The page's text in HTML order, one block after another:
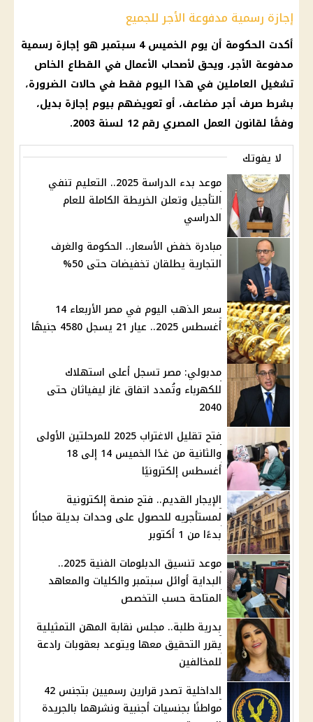
إجازة رسمية مدفوعة الأجر للجميع
أكدت الحكومة أن يوم الخميس 4 سبتمبر هو إجازة رسمية
مدفوعة الأجر، ويحق لأصحاب الأعمال في القطاع الخاص
تشغيل العاملين في هذا اليوم فقط في حالات الضرورة،
بشرط صرف أجر مضاعف، أو تعويضهم بيوم إجازة بديل،
وفقًا لقانون العمل المصري رقم 12 لسنة 2003.
لا يفوتك
موعد بدء الدراسة 2025.. التعليم تنفي
التأجيل وتعلن الخريطة الكاملة للعام
الدراسي
مبادرة خفض الأسعار.. الحكومة والغرف
التجارية يطلقان تخفيضات حتى 50%
سعر الذهب اليوم في مصر الأربعاء 14
أغسطس 2025.. عيار 21 يسجل 4580 جنيهًا
مدبولي: مصر تسجل أعلى استهلاك
للكهرباء وتُمدد اتفاق غاز ليفياثان حتى
2040
فتح تقليل الاغتراب 2025 للمرحلتين الأولى
والثانية من غدًا الخميس 14 إلى 18
أغسطس إلكترونيًا
الإيجار القديم.. فتح منصة إلكترونية
لمستأجريه للحصول على وحدات بديلة مجانًا
بدءًا من 1 أكتوبر
موعد تنسيق الدبلومات الفنية 2025..
البداية أوائل سبتمبر والكليات والمعاهد
المتاحة حسب التخصص
بدرية طلبة.. مجلس نقابة المهن التمثيلية
يقرر التحقيق معها ويتوعد بعقوبات رادعة
للمخالفين
الداخلية تصدر قرارين رسميين بتجنس 42
مواطنًا بجنسيات أجنبية ونشرهما بالجريدة